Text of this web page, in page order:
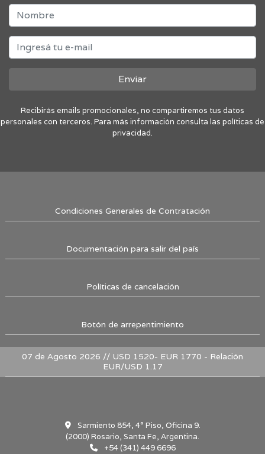
Enviar
Recibirás emails promocionales, no compartiremos tus datos
personales con terceros. Para más información consulta las políticas de
privacidad.
Condiciones Generales de Contratación
Documentación para salir del país
Políticas de cancelación
Botón de arrepentimiento
07 de Agosto 2026 // USD 1520- EUR 1770 - Relación
EUR/USD 1.17
Sarmiento 854, 4° Piso, Oficina 9.
(2000) Rosario, Santa Fe, Argentina.
+54 (341) 449 6696